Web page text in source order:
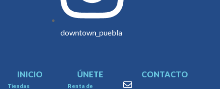
downtown_puebla
INICIO
Tiendas
ÚNETE
Renta de
CONTACTO